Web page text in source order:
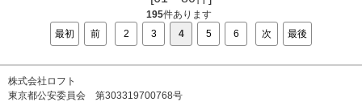
195件あります
最初
前 2 3 4 5 6 次 最後
株式会社ロフト
東京都公安委員会 第303319700768号